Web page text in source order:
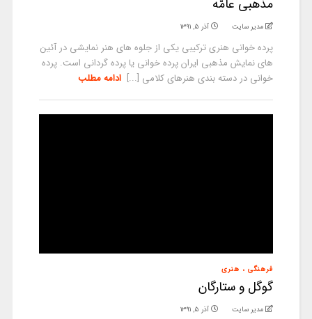
مذهبی عامّه
مدیر سایت آذر ۵, ۱۳۹۱
پرده خوانی هنری ترکیبی یکی از جلوه های هنر نمایشی در آئین
های نمایش مذهبی ایران پرده خوانی یا پرده گردانی است. پرده
خوانی در دسته بندی هنرهای کلامی [...] ادامه مطلب
فرهنگی ، هنری
گوگل و ستارگان
مدیر سایت آذر ۵, ۱۳۹۱